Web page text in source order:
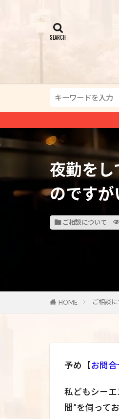
夜勤をし
のですが
ご相談について
HOME ご相談
予め【お問
私どもシー
間”を伺って